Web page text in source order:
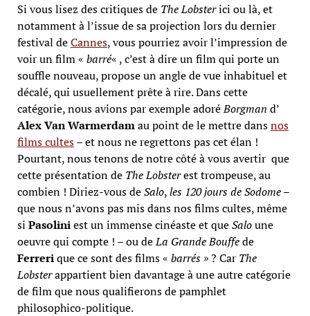
Si vous lisez des critiques deThe Lobsterici ou là, et
notamment à l’issue de sa projection lors du dernier
festival deCannes, vous pourriez avoir l’impression de
voir un film « barré« , c’est à dire un film qui porte un
souffle nouveau, propose un angle de vue inhabituel et
décalé, qui usuellement prête à rire. Dans cette
catégorie, nous avions par exemple adoréBorgman d’
Alex Van Warmerdamau point de le mettre dansnos
films cultes– et nous ne regrettons pas cet élan !
Pourtant, nous tenons de notre côté à vous avertir que
cette présentation de The Lobsterest trompeuse, au
combien ! Diriez-vous deSalo,les 120 jours de Sodome–
que nous n’avons pas mis dans nos films cultes, même
si Pasoliniest un immense cinéaste et queSaloune
oeuvre qui compte ! – ou deLa Grande Bouffede
Ferrerique ce sont des films « barrés »? Car The
Lobsterappartient bien davantage à une autre catégorie
de film que nous qualifierons de pamphlet
philosophico-politique.